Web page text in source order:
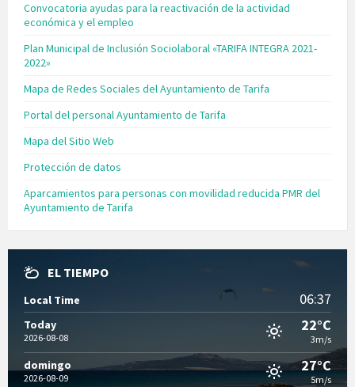
Convocatoria ayudas para la reactivación de la actividad
económica y el empleo
Plan Municipal de Inclusión Sociolaboral «TARIFA INTEGRA 2021-
2022»
Mapa de Redes Sociales del Ayuntamiento de Tarifa
Portal del personal Ayuntamiento de Tarifa
Mapa del Sitio Web
Protección de datos
Aparcamientos para personas con movilidad reducida PMR del
Ayuntamiento de Tarifa
EL TIEMPO
Local Time 06:37
Today
2026-08-08
22°C
3m/s
domingo
2026-08-09
27°C
5m/s